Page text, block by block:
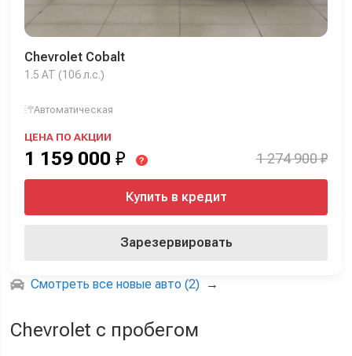
Chevrolet Cobalt
1.5 AT (106 л.с.)
Автоматическая
ЦЕНА ПО АКЦИИ
1 159 000 ₽ ? 1 274 900 ₽
Купить в кредит
Зарезервировать
Смотреть все новые авто (2) →
Chevrolet с пробегом